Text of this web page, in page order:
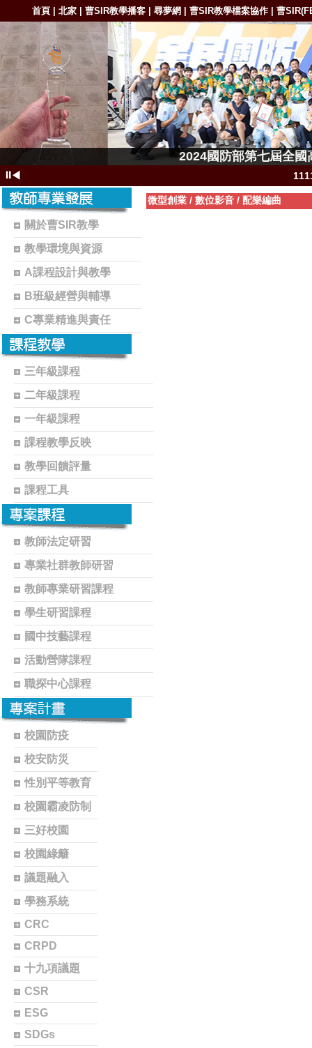
首頁 |北家 |曹SIR教學播客 |尋夢網 |曹SIR教學檔案協作 |曹
2024國防部第七屆全
⏸◀
1111-
1111-1111111
1111-
關於曹SIR教學
教學環境與資源
A課程設計與教學
B班級經營與輔導
C專業精進與責任
三年級課程
二年級課程
一年級課程
課程教學反映
教學回饋評量
課程工具
教師法定研習
專業社群教師研習
教師專業研習課程
學生研習課程
國中技藝課程
活動營隊課程
職探中心課程
校園防疫
校安防災
性別平等教育
校園霸凌防制
三好校園
校園綠籬
議題融入
學務系統
CRC
CRPD
十九項議題
CSR
ESG
SDGs
微型創業 / 數位影音 / 配樂編曲